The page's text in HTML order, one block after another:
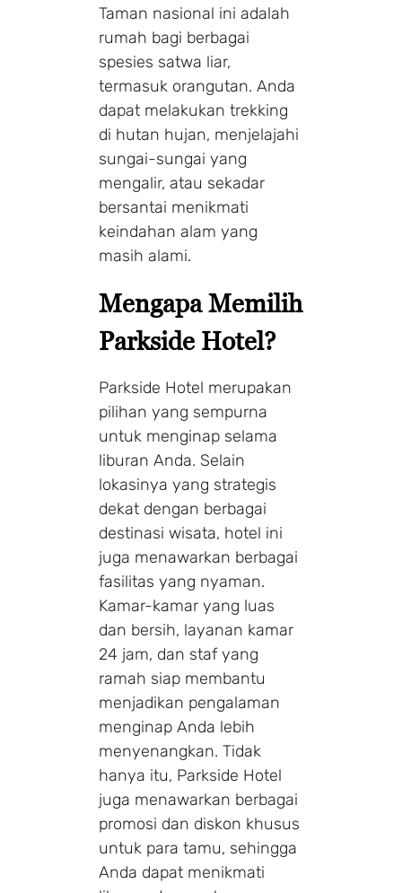
Taman nasional ini adalah
rumah bagi berbagai
spesies satwa liar,
termasuk orangutan. Anda
dapat melakukan trekking
di hutan hujan, menjelajahi
sungai-sungai yang
mengalir, atau sekadar
bersantai menikmati
keindahan alam yang
masih alami.
Mengapa Memilih
Parkside Hotel?
Parkside Hotel merupakan
pilihan yang sempurna
untuk menginap selama
liburan Anda. Selain
lokasinya yang strategis
dekat dengan berbagai
destinasi wisata, hotel ini
juga menawarkan berbagai
fasilitas yang nyaman.
Kamar-kamar yang luas
dan bersih, layanan kamar
24 jam, dan staf yang
ramah siap membantu
menjadikan pengalaman
menginap Anda lebih
menyenangkan. Tidak
hanya itu, Parkside Hotel
juga menawarkan berbagai
promosi dan diskon khusus
untuk para tamu, sehingga
Anda dapat menikmati